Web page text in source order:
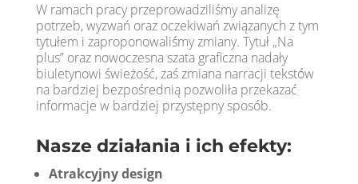
W ramach pracy przeprowadziliśmy analizę
potrzeb, wyzwań oraz oczekiwań związanych z tym
tytułem i zaproponowaliśmy zmiany. Tytuł „Na
plus” oraz nowoczesna szata graficzna nadały
biuletynowi świeżość, zaś zmiana narracji tekstów
na bardziej bezpośrednią pozwoliła przekazać
informacje w bardziej przystępny sposób.
Nasze działania i ich efekty:
Atrakcyjny design